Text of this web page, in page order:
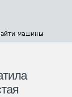
машины